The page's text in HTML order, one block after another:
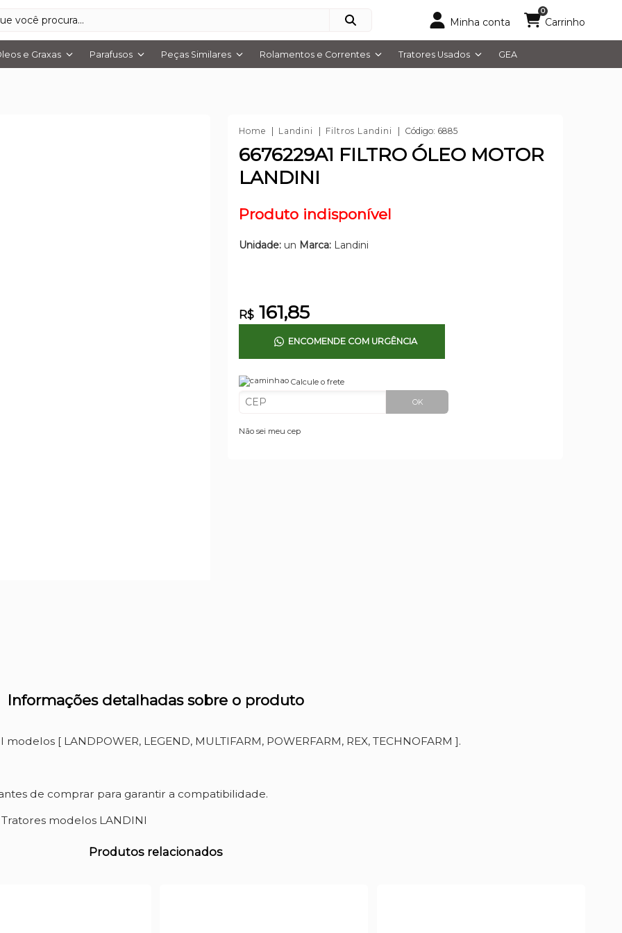
Minha conta
0
Carrinho
e Graxas Parafusos Peças Similares Rolamentos e Correntes Tratores Usados GEA
Home Landini Filtros Landini Código: 6885
6676229A1 FILTRO ÓLEO MOTOR
LANDINI
Produto indisponível
Unidade: un Marca: Landini
R$ 161,85
ENCOMENDE COM URGÊNCIA
Calcule o frete
OK
Não sei meu cep
Informações detalhadas sobre o produto
[ LANDPOWER, LEGEND, MULTIFARM, POWERFARM, REX, TECHNOFARM ].
de comprar para garantir a compatibilidade.
modelos LANDINI
Produtos relacionados